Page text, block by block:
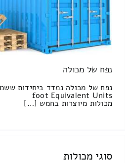
נפח של מכולה
foot Equivalent Units
מכולות מיוצרות בחמש […]
סוגי מכולות